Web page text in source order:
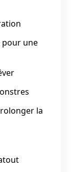
pour une
la